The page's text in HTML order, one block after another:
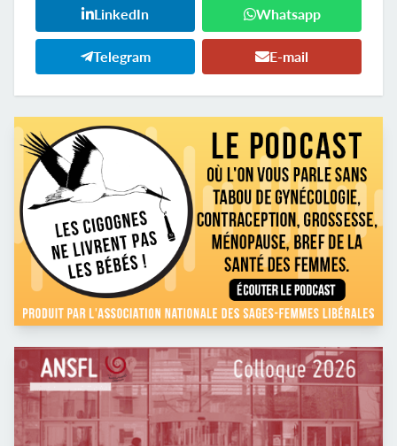
LinkedIn Whatsapp
Telegram E-mail